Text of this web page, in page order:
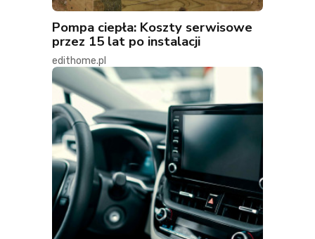
Pompa ciepła: Koszty serwisowe
przez 15 lat po instalacji
edithome.pl